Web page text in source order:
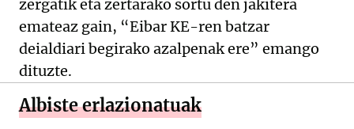
zergatik eta zertarako sortu den jakitera
emateaz gain, “Eibar KE-ren batzar
deialdiari begirako azalpenak ere” emango
dituzte.
Albiste erlazionatuak